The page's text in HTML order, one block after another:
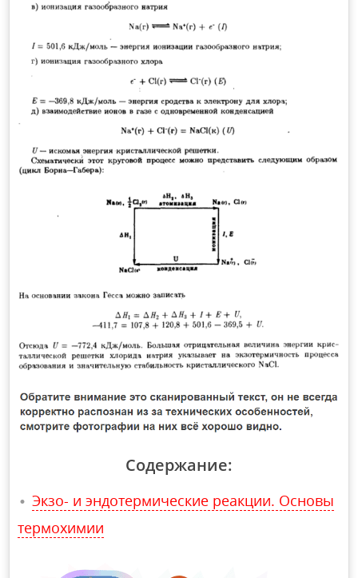
Содержание:
Экзо- и эндотермические реакции. Основы
термохимии